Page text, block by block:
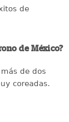
de
de México?
de dos
coreadas.